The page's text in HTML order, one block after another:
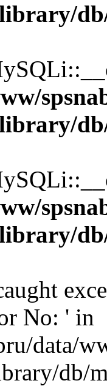
No: ' in
data/
db/